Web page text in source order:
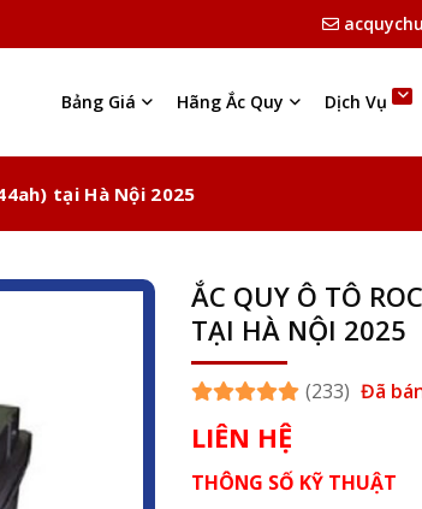
Bảng Giá Hãng Ắc Quy Dịch Vụ
tại Hà Nội 2025
ẮC QUY Ô TÔ
TẠI HÀ NỘI 2025
(233) Đã
LIÊN HỆ
THÔNG SỐ KỸ THUẬT